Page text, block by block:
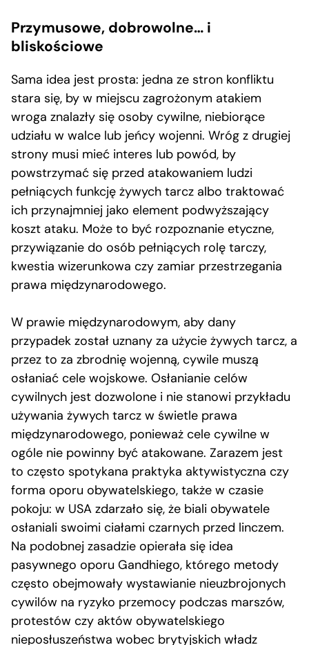
Przymusowe, dobrowolne… i
bliskościowe
Sama idea jest prosta: jedna ze stron konfliktu
stara się, by w miejscu zagrożonym atakiem
wroga znalazły się osoby cywilne, niebiorące
udziału w walce lub jeńcy wojenni. Wróg z drugiej
strony musi mieć interes lub powód, by
powstrzymać się przed atakowaniem ludzi
pełniących funkcję żywych tarcz albo traktować
ich przynajmniej jako element podwyższający
koszt ataku. Może to być rozpoznanie etyczne,
przywiązanie do osób pełniących rolę tarczy,
kwestia wizerunkowa czy zamiar przestrzegania
prawa międzynarodowego.
W prawie międzynarodowym, aby dany
przypadek został uznany za użycie żywych tarcz, a
przez to za zbrodnię wojenną, cywile muszą
osłaniać cele wojskowe. Osłanianie celów
cywilnych jest dozwolone i nie stanowi przykładu
używania żywych tarcz w świetle prawa
międzynarodowego, ponieważ cele cywilne w
ogóle nie powinny być atakowane. Zarazem jest
to często spotykana praktyka aktywistyczna czy
forma oporu obywatelskiego, także w czasie
pokoju: w USA zdarzało się, że biali obywatele
osłaniali swoimi ciałami czarnych przed linczem.
Na podobnej zasadzie opierała się idea
pasywnego oporu Gandhiego, którego metody
często obejmowały wystawianie nieuzbrojonych
cywilów na ryzyko przemocy podczas marszów,
protestów czy aktów obywatelskiego
nieposłuszeństwa wobec brytyjskich władz